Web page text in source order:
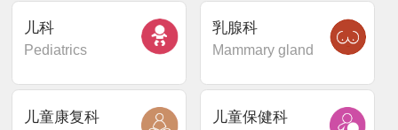
儿科
Pediatrics
乳腺科
Mammary gland
儿童康复科 儿童保健科